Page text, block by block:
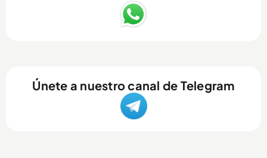
Únete a nuestro canal de Telegram